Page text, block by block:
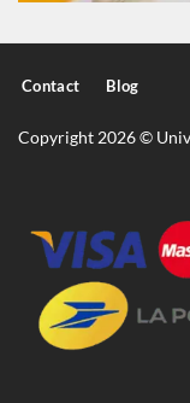
Contact Blog
Copyright 2026 ©